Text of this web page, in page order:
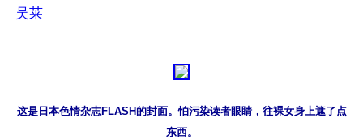
吴莱
这是日本色情杂志FLASH的封面。怕污染读者眼睛，往裸女身上遮了点
东西。